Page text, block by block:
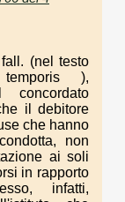
(nel testo
),
concordato
il debitore
che hanno
non
ai soli
in rapporto
infatti,